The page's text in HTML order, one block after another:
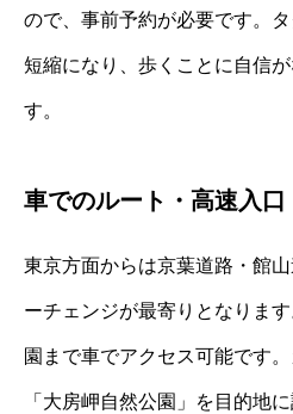
ので、事前予約が必要です。
短縮になり、歩くことに自信
す。
車でのルート・高速入口
東京方面からは京葉道路・館
ーチェンジが最寄りとなりま
園まで車でアクセス可能です
「大房岬自然公園」を目的地